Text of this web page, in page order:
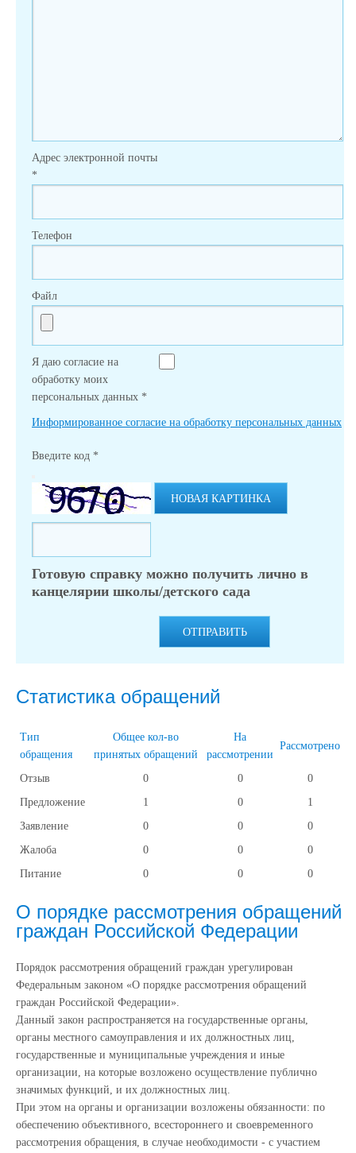
Адрес электронной почты
*
Телефон
Файл
Я даю согласие на
обработку моих
персональных данных *
Информированное согласие на обработку персональных данных
Введите код *
НОВАЯ КАРТИНКА
Готовую справку можно получить лично в
канцелярии школы/детского сада
ОТПРАВИТЬ
Статистика обращений
Тип
обращения
Общее кол-во
принятых обращений
На
рассмотрении
Рассмотрено
Отзыв 0 0
0
Предложение
1 0
1
Заявление
0 0
0
Жалоба
0 0
0
Питание
0 0 0
О порядке рассмотрения обращений
граждан Российской Федерации
Порядок рассмотрения обращений граждан урегулирован
Федеральным законом «О порядке рассмотрения обращений
граждан Российской Федерации».
Данный закон распространяется на государственные органы,
органы местного самоуправления и их должностных лиц,
государственные и муниципальные учреждения и иные
организации, на которые возложено осуществление публично
значимых функций, и их должностных лиц.
При этом на органы и организации возложены обязанности: по
обеспечению объективного, всестороннего и своевременного
рассмотрения обращения, в случае необходимости - с участием